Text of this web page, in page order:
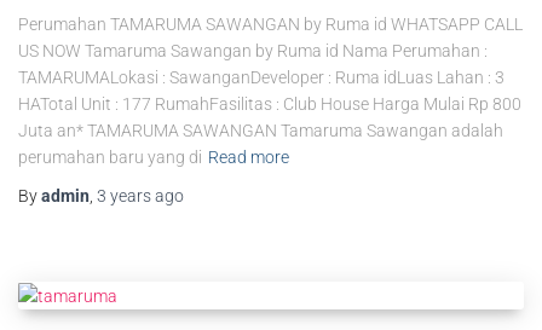
Perumahan TAMARUMA SAWANGAN by Ruma id WHATSAPP CALL
US NOW Tamaruma Sawangan by Ruma id Nama Perumahan :
TAMARUMALokasi : SawanganDeveloper : Ruma idLuas Lahan : 3
HATotal Unit : 177 RumahFasilitas : Club House Harga Mulai Rp 800
Juta an* TAMARUMA SAWANGAN Tamaruma Sawangan adalah
perumahan baru yang di Read more
Byadmin 3 yearsago